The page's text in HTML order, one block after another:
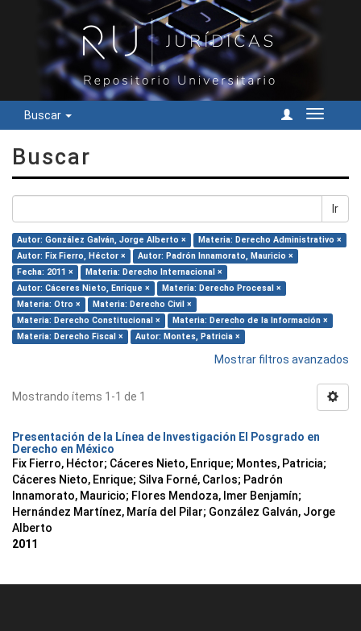
Buscar
Cambiar
Buscar
Ir
Autor: González Galván, Jorge Alberto ×
Materia: Derecho Administrativo ×
Autor: Fix Fierro, Héctor ×
Autor: Padrón Innamorato, Mauricio ×
Fecha: 2011 ×
Materia: Derecho Internacional ×
Autor: Cáceres Nieto, Enrique ×
Materia: Derecho Procesal ×
Materia: Otro ×
Materia: Derecho Civil ×
Materia: Derecho Constitucional ×
Materia: Derecho de la Información ×
Materia: Derecho Fiscal ×
Autor: Montes, Patricia ×
Mostrar filtros avanzados
Mostrando ítems 1-1 de 1
Presentación de la Línea de Investigación El Posgrado en
Derecho en México
Fix Fierro, Héctor; Cáceres Nieto, Enrique; Montes, Patricia;
Cáceres Nieto, Enrique; Silva Forné, Carlos; Padrón
Innamorato, Mauricio; Flores Mendoza, Imer Benjamín;
Hernández Martínez, María del Pilar; González Galván, Jorge
Alberto
2011